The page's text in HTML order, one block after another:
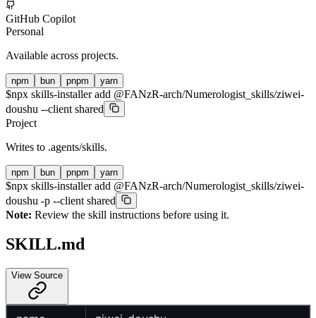
GitHub Copilot
Personal
Available across projects.
npm bun pnpm yarn
$npx skills-installer add @FANzR-arch/Numerologist_skills/ziwei-
doushu --client shared
Project
Writes to .agents/skills.
npm bun pnpm yarn
$npx skills-installer add @FANzR-arch/Numerologist_skills/ziwei-
doushu -p --client shared
Note: Review the skill instructions before using it.
SKILL.md
View Source